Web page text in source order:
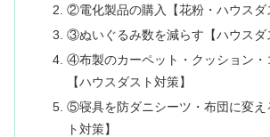
②電化製品の購入【花粉・ハウスダ
③ぬいぐるみ数を減らす【ハウスダ
④布製のカーペット・クッション・
【ハウスダスト対策】
⑤寝具を防ダニシーツ・布団に変え
ト対策】